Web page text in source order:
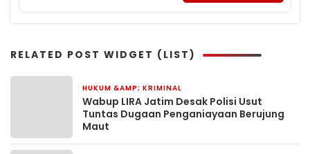
RELATED POST WIDGET (LIST)
HUKUM &AMP; KRIMINAL
Wabup LIRA Jatim Desak Polisi Usut
Tuntas Dugaan Penganiayaan Berujung
Maut